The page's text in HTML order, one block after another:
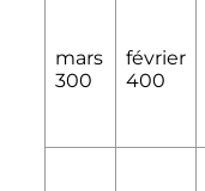
mars
300
février
400